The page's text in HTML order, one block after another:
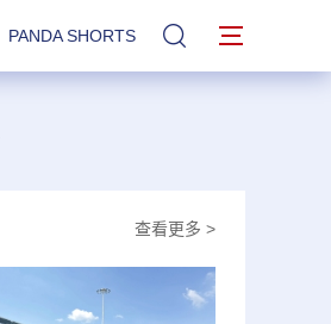
PANDA SHORTS 站内搜索
查看更多 >